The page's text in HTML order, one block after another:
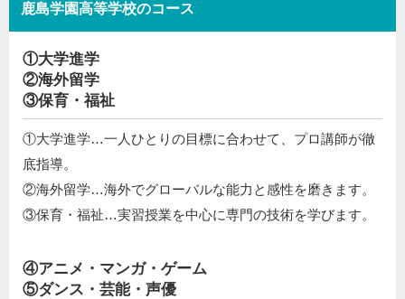
鹿島学園高等学校のコース
①大学進学
②海外留学
③保育・福祉
①大学進学…一人ひとりの目標に合わせて、プロ講師が徹
底指導。
②海外留学…海外でグローバルな能力と感性を磨きます。
③保育・福祉…実習授業を中心に専門の技術を学びます。
④アニメ・マンガ・ゲーム
⑤ダンス・芸能・声優